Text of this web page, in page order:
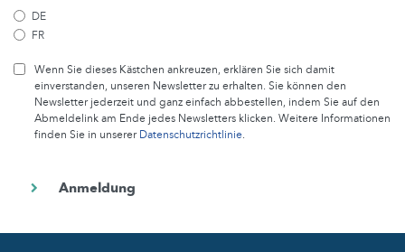
DE
FR
Wenn Sie dieses Kästchen ankreuzen, erklären Sie sich damit
einverstanden, unseren Newsletter zu erhalten. Sie können den
Newsletter jederzeit und ganz einfach abbestellen, indem Sie auf den
Abmeldelink am Ende jedes Newsletters klicken. Weitere Informationen
finden Sie in unsererDatenschutzrichtlinie.